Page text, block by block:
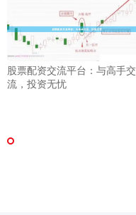
股票配资交流平台：与高手交
流，投资无忧